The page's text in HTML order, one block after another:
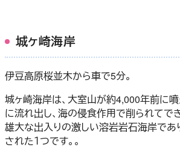
城ヶ崎海岸
伊豆高原桜並木から車で5分。
城ヶ崎海岸は、大室山が約4,000年前に
に流れ出し、海の侵食作用で削られてで
雄大な出入りの激しい溶岩岩石海岸であ
された１つです。。